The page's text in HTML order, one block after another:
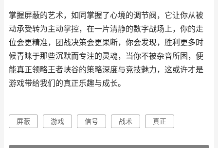
掌握屏蔽的艺术，如同掌握了心境的调节阀，它让你从被
动承受转为主动掌控，在一片清静的数字战场上，你的走
位会更精准，团战决策会更果断，你会发现，胜利更多时
候青睐于那些沉默而专注的灵魂，当你不被杂音所困，便
能真正领略王者峡谷的策略深度与竞技魅力，这或许才是
游戏带给我们的真正乐趣与成长。
屏蔽 游戏 信号 战术 真正